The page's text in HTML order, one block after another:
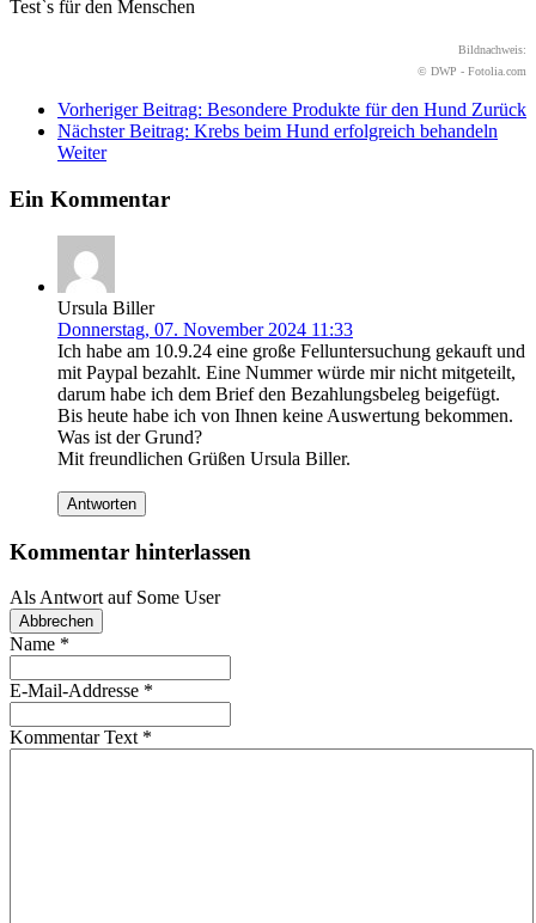
Test`s für den Menschen
Bildnachweis:
© DWP - Fotolia.com
Vorheriger Beitrag: Besondere Produkte für den Hund Zurück
Nächster Beitrag: Krebs beim Hund erfolgreich behandeln
Weiter
Ein Kommentar
Ursula Biller
Donnerstag, 07. November 2024 11:33
Ich habe am 10.9.24 eine große Felluntersuchung gekauft und
mit Paypal bezahlt. Eine Nummer würde mir nicht mitgeteilt,
darum habe ich dem Brief den Bezahlungsbeleg beigefügt.
Bis heute habe ich von Ihnen keine Auswertung bekommen.
Was ist der Grund?
Mit freundlichen Grüßen Ursula Biller.
Antworten
Kommentar hinterlassen
Als Antwort auf Some User
Abbrechen
Name *
E-Mail-Addresse *
Kommentar Text *